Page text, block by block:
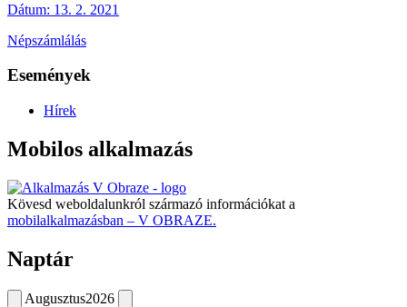
Dátum: 13. 2. 2021
Népszámlálás
Események
Hírek
Mobilos alkalmazás
Kövesd weboldalunkról származó információkat a
mobilalkalmazásban – V OBRAZE.
Naptár
Augusztus2026